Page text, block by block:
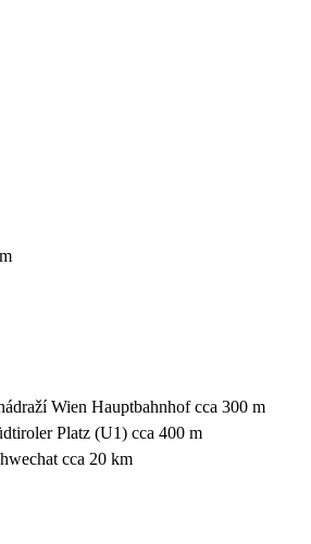
Wien Hauptbahnhof cca 300 m
Platz (U1) cca 400 m
cca 20 km